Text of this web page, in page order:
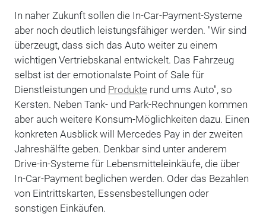
In naher Zukunft sollen die In-Car-Payment-Systeme
aber noch deutlich leistungsfähiger werden. "Wir sind
überzeugt, dass sich das Auto weiter zu einem
wichtigen Vertriebskanal entwickelt. Das Fahrzeug
selbst ist der emotionalste Point of Sale für
Dienstleistungen und Produkte rund ums Auto", so
Kersten. Neben Tank- und Park-Rechnungen kommen
aber auch weitere Konsum-Möglichkeiten dazu. Einen
konkreten Ausblick will Mercedes Pay in der zweiten
Jahreshälfte geben. Denkbar sind unter anderem
Drive-in-Systeme für Lebensmitteleinkäufe, die über
In-Car-Payment beglichen werden. Oder das Bezahlen
von Eintrittskarten, Essensbestellungen oder
sonstigen Einkäufen.